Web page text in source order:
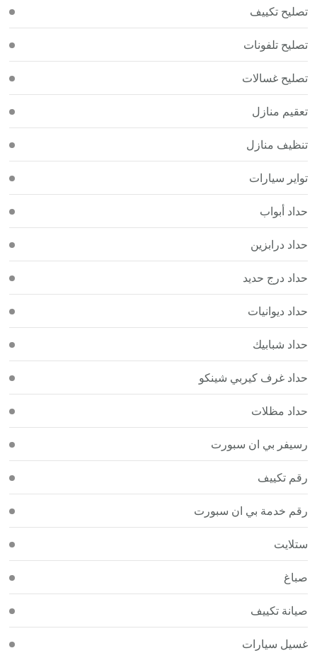
تصليح تكييف
تصليح تلفونات
تصليح غسالات
تعقيم منازل
تنظيف منازل
تواير سيارات
حداد أبواب
حداد درابزين
حداد درج حديد
حداد ديوانيات
حداد شبابيك
حداد غرف كيربي شينكو
حداد مظلات
رسيفر بي ان سبورت
رقم تكييف
رقم خدمة بي ان سبورت
ستلايت
صباغ
صيانة تكييف
غسيل سيارات